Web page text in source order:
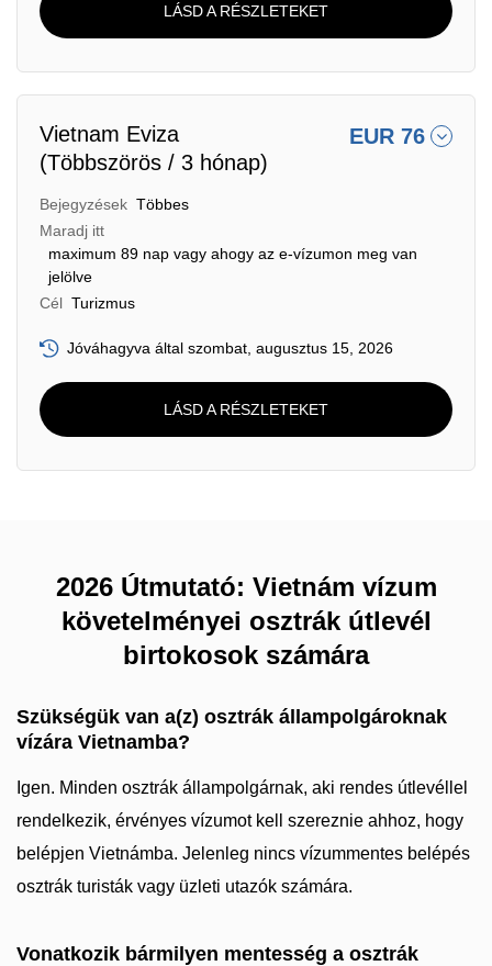
LÁSD A RÉSZLETEKET
Vietnam Eviza
(Többszörös / 3 hónap)
EUR 76
Bejegyzések Többes
Maradj itt
maximum 89 nap vagy ahogy az e-vízumon meg van
jelölve
Cél Turizmus
Jóváhagyva által szombat, augusztus 15, 2026
LÁSD A RÉSZLETEKET
2026 Útmutató: Vietnám vízum
követelményei osztrák útlevél
birtokosok számára
Szükségük van a(z) osztrák állampolgároknak
vízára Vietnamba?
Igen. Minden osztrák állampolgárnak, aki rendes útlevéllel
rendelkezik, érvényes vízumot kell szereznie ahhoz, hogy
belépjen Vietnámba. Jelenleg nincs vízummentes belépés
osztrák turisták vagy üzleti utazók számára.
Vonatkozik bármilyen mentesség a osztrák